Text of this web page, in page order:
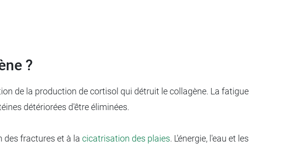
?
de la production de cortisol qui détruit le collagène. La fatigue
détériorées d'être éliminées.
des fractures et à la cicatrisation des plaies. L'énergie, l'eau et les